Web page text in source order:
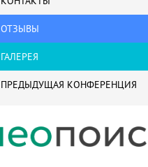
ОТЗЫВЫ
ГАЛЕРЕЯ
ПРЕДЫДУЩАЯ КОНФЕРЕНЦИЯ